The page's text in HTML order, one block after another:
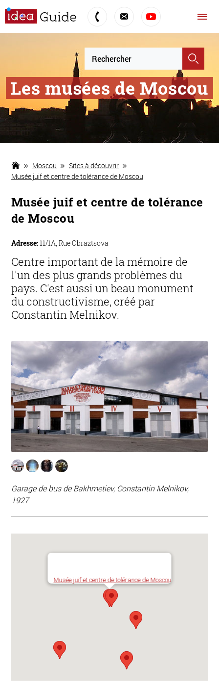
Les musées de Moscou
Moscou
Sites à découvrir
Musée juif et centre de tolérance de Moscou
Musée juif et centre de tolérance
de Moscou
Adresse:11/1A, Rue Obraztsova
Centre important de la mémoire de
l'un des plus grands problèmes du
pays. C'est aussi un beau monument
du constructivisme, créé par
Constantin Melnikov.
Garage de bus de Bakhmetiev, Constantin Melnikov,
1927
Musée juif et centre de tolérance de Moscou